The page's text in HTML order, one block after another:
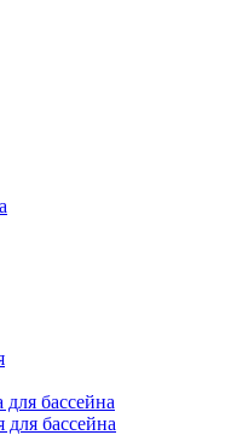
бассейна
бассейна